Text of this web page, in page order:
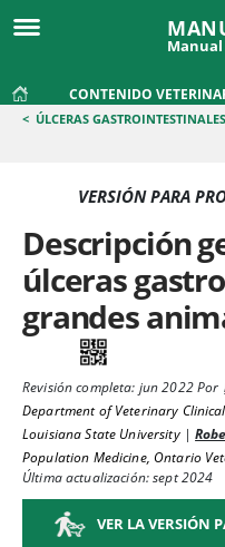
CONTENIDO
< ÚLCERAS
VERSIÓN PARA
Descripción
úlceras
grandes
Revisión completa: jun 2022Por
Department of Veterinary
Louisiana State University|
Population Medicine, Ontario
Última actualización: sept 2024
VER LA VERSIÓN